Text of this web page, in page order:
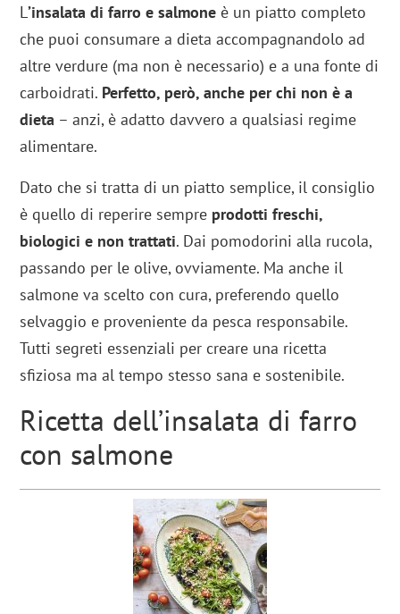
L’insalata di farro e salmone è un piatto completo
che puoi consumare a dieta accompagnandolo ad
altre verdure (ma non è necessario) e a una fonte di
carboidrati. Perfetto, però, anche per chi non è a
dieta – anzi, è adatto davvero a qualsiasi regime
alimentare.
Dato che si tratta di un piatto semplice, il consiglio
è quello di reperire sempre prodotti freschi,
biologici e non trattati. Dai pomodorini alla rucola,
passando per le olive, ovviamente. Ma anche il
salmone va scelto con cura, preferendo quello
selvaggio e proveniente da pesca responsabile.
Tutti segreti essenziali per creare una ricetta
sfiziosa ma al tempo stesso sana e sostenibile.
Ricetta dell’insalata di farro
con salmone